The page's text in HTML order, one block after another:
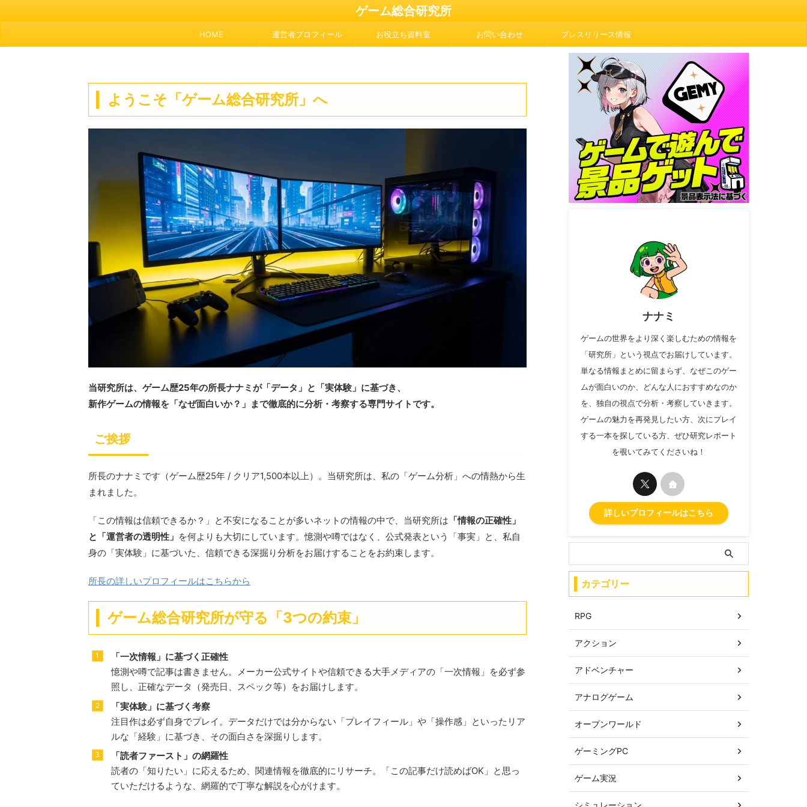
ゲーム総合研究所
HOME 運営者プロフィール お役立ち資料室 お問い合わせ プレスリリース情報
ようこそ「ゲーム総合研究所」へ
当研究所は、ゲーム歴25年の所長ナナミが「データ」と「実体験」に基づき、
新作ゲームの情報を「なぜ面白いか？」まで徹底的に分析・考察する専門サイトです。
ご挨拶
所長のナナミです（ゲーム歴25年 / クリア1,500本以上）。当研究所は、私の「ゲーム分析」への情熱から生
まれました。
「この情報は信頼できるか？」と不安になることが多いネットの情報の中で、当研究所は 「情報の正確性」
と「運営者の透明性」 を何よりも大切にしています。憶測や噂ではなく、公式発表という「事実」と、私自
身の「実体験」に基づいた、信頼できる深掘り分析をお届けすることをお約束します。
所長の詳しいプロフィールはこちらから
ゲーム総合研究所が守る「3つの約束」
「一次情報」に基づく正確性
憶測や噂で記事は書きません。メーカー公式サイトや信頼できる大手メディアの「一次情報」を必ず参
照し、正確なデータ（発売日、スペック等）をお届けします。
「実体験」に基づく考察
注目作は必ず自身でプレイ。データだけでは分からない「プレイフィール」や「操作感」といったリア
ルな「経験」に基づき、その面白さを深掘りします。
「読者ファースト」の網羅性
読者の「知りたい」に応えるため、関連情報を徹底的にリサーチ。「この記事だけ読めばOK」と思っ
ていただけるような、網羅的で丁寧な解説を心がけます。
ナナミ
ゲームの世界をより深く楽しむための情報を
「研究所」という視点でお届けしています。
単なる情報まとめに留まらず、なぜこのゲー
ムが面白いのか、どんな人におすすめなのか
を、独自の視点で分析・考察していきます。
ゲームの魅力を再発見したい方、次にプレイ
する一本を探している方、ぜひ研究レポート
を覗いてみてくださいね！
詳しいプロフィールはこちら
カテゴリー
RPG
アクション
アドベンチャー
アナログゲーム
オープンワールド
ゲーミングPC
ゲーム実況
シミュレーション